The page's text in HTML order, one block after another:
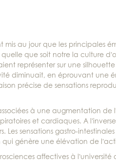
au jour que les principales
que soit notre la culture
représenter sur une
diminuait, en éprouvant une
précise de sensations
à une augmentation
et cardiaques. A
Les sensations gastro-
génère une élévation de
affectives à